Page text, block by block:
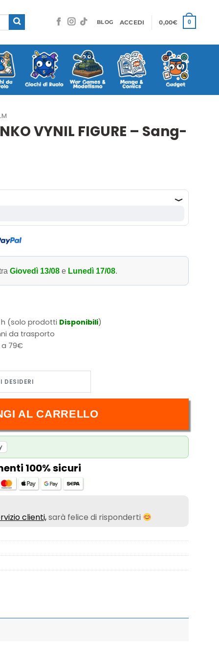
BLOG ACCEDI 0,00€ 0
VYNIL FIGURE – Sang-
Giovedì 13/08e Lunedì 17/08.
(solo prodotti Disponibili)
da trasporto
a 79€
AL CARRELLO
100% sicuri
clienti,sarà felice di risponderti